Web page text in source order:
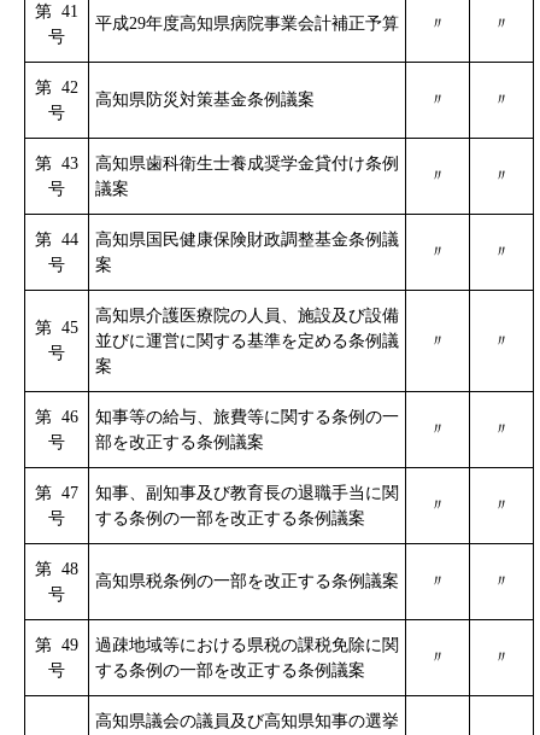
第 41
号
平成29年度高知県病院事業会計補正予算 〃 〃
第 42
号
高知県防災対策基金条例議案 〃 〃
第 43
号
高知県歯科衛生士養成奨学金貸付け条例
議案
〃 〃
第 44
号
高知県国民健康保険財政調整基金条例議
案
〃 〃
第 45
号
高知県介護医療院の人員、施設及び設備
並びに運営に関する基準を定める条例議
案
〃 〃
第 46
号
知事等の給与、旅費等に関する条例の一
部を改正する条例議案
〃 〃
第 47
号
知事、副知事及び教育長の退職手当に関
する条例の一部を改正する条例議案
〃 〃
第 48
号
高知県税条例の一部を改正する条例議案 〃 〃
第 49
号
過疎地域等における県税の課税免除に関
する条例の一部を改正する条例議案
〃 〃
高知県議会の議員及び高知県知事の選挙